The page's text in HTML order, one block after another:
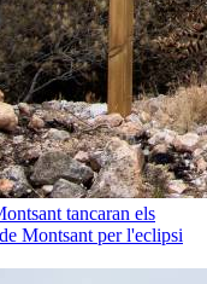
tancaran els
Montsant per l'eclipsi